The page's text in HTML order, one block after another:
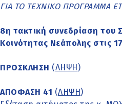
ΓΙΑ ΤΟ ΤΕΧΝΙΚΟ ΠΡΟΓΡΑΜΜΑ
8η τακτική συνεδρίαση του
Κοινότητας Νεάπολης στις
ΠΡΟΣΚΛΗΣΗ (ΛΗΨΗ )
ΑΠΟΦΑΣΗ 41 (ΛΗΨΗ )